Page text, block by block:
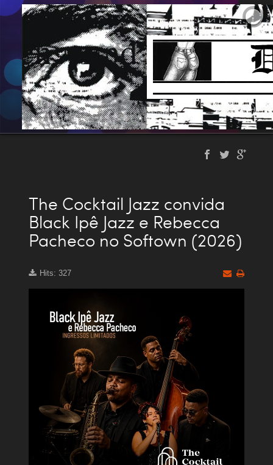
The Cocktail Jazz convida
Black Ipê Jazz e Rebecca
Pacheco no Softown (2026)
Hits: 327